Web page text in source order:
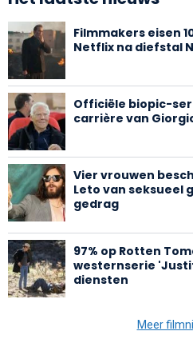
Filmmakers eisen
Netflix na diefstal
Officiële biopic-
carrière van
Vier vrouwen
Leto van seksueel
gedrag
97% op Rotten
westernserie
diensten
Meer